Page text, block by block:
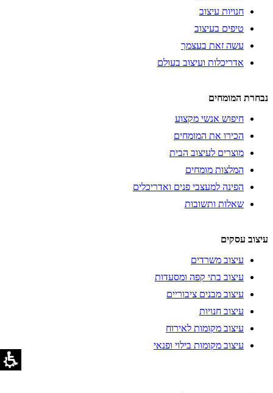
חנויות עיצוב
טיפים בעיצוב
עשה זאת בעצמך
אדריכלות ועיצוב בעולם
נבחרת המומחים
חיפוש אנשי מקצוע
הכירו את המומחים
מוצרים לעיצוב הבית
המלצות מומחים
הפינה למעצבי פנים ואדריכלים
שאלות ותשובות
עיצוב עסקים
עיצוב משרדים
עיצוב בתי קפה ומסעדות
עיצוב מבנים ציבוריים
עיצוב חנויות
עיצוב מקומות לאירוח
עיצוב מקומות בילוי ופנאי